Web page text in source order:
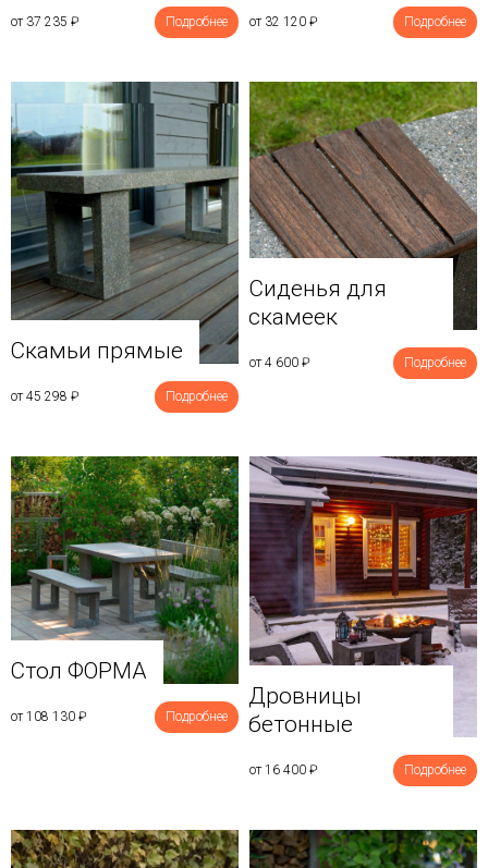
от 37 235 ₽ Подробнее от 32 120 ₽ Подробнее
Скамьи прямые
от 45 298 ₽ Подробнее
Сиденья для
скамеек
от 4 600 ₽ Подробнее
Стол ФОРМА
от 108 130 ₽ Подробнее
Дровницы
бетонные
от 16 400 ₽ Подробнее